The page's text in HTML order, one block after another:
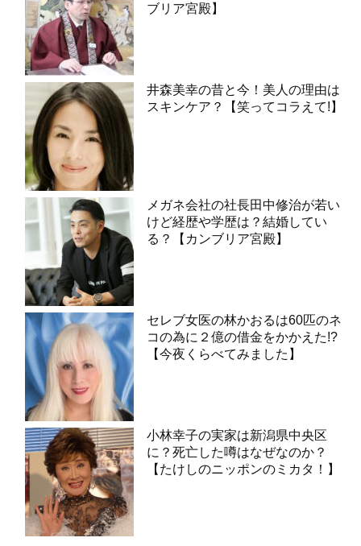
ブリア宮殿】
井森美幸の昔と今！美人の理由は
スキンケア？【笑ってコラえて!】
メガネ会社の社長田中修治が若い
けど経歴や学歴は？結婚してい
る？【カンブリア宮殿】
セレブ女医の林かおるは60匹のネ
コの為に２億の借金をかかえた!?
【今夜くらべてみました】
小林幸子の実家は新潟県中央区
に？死亡した噂はなぜなのか？
【たけしのニッポンのミカタ！】